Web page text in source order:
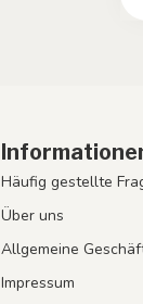
Häufig gestellte
Über uns
Allgemeine
Impressum